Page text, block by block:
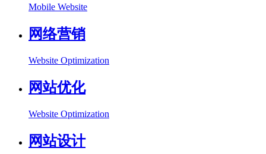
Mobile Website
网络营销
Website Optimization
网站优化
Website Optimization
网站设计